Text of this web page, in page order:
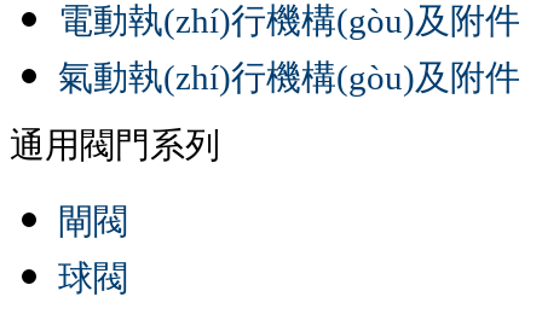
電動執(zhí)行機構(gòu)及附件
氣動執(zhí)行機構(gòu)及附件
通用閥門系列
閘閥
球閥